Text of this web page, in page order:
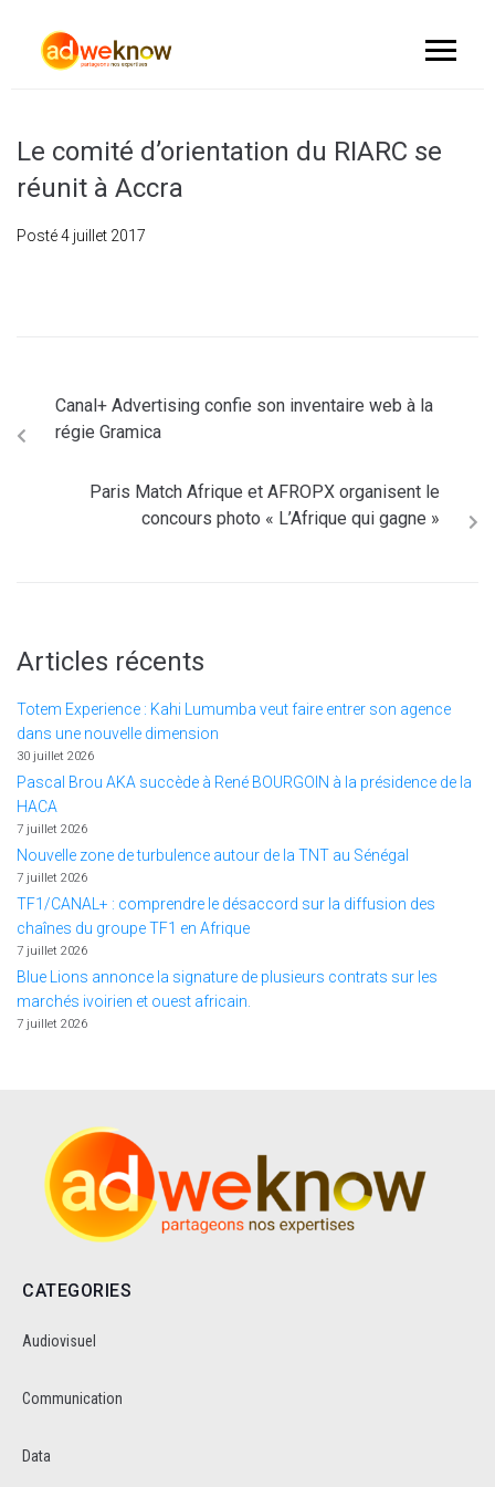
Le comité d’orientation du RIARC se
réunit à Accra
Posté4 juillet 2017
Canal+ Advertising confie son inventaire web à la
régie Gramica
Paris Match Afrique et AFROPX organisent le
concours photo « L’Afrique qui gagne »
Articles récents
Totem Experience : Kahi Lumumba veut faire entrer son agence
dans une nouvelle dimension
30 juillet 2026
Pascal Brou AKA succède à René BOURGOIN à la présidence de la
HACA
7 juillet 2026
Nouvelle zone de turbulence autour de la TNT au Sénégal
7 juillet 2026
TF1/CANAL+ : comprendre le désaccord sur la diffusion des
chaînes du groupe TF1 en Afrique
7 juillet 2026
Blue Lions annonce la signature de plusieurs contrats sur les
marchés ivoirien et ouest africain.
7 juillet 2026
CATEGORIES
Audiovisuel
Communication
Data